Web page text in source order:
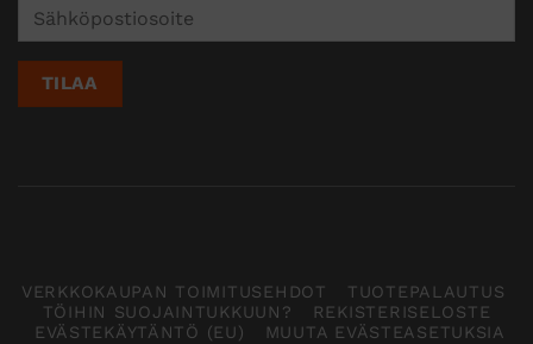
VERKKOKAUPAN TOIMITUSEHDOT
TUOTEPALAUTUS
TÖIHIN SUOJAINTUKKUUN?
REKISTERISELOSTE
EVÄSTEKÄYTÄNTÖ (EU)
MUUTA EVÄSTEASETUKSIA